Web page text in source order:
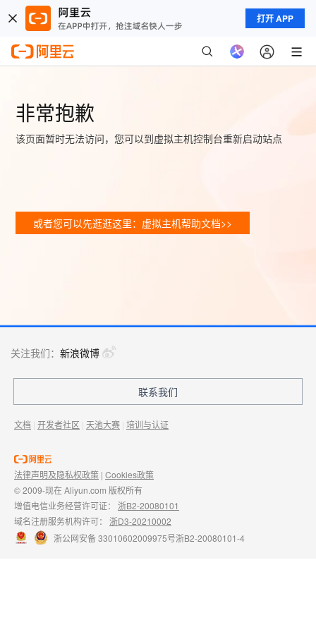
打开 APP
非常抱歉
该页面暂时无法访问，您可以到虚拟主机控制台重新启动站点
或者您可以先逛逛这里：虚拟主机帮助文档>>